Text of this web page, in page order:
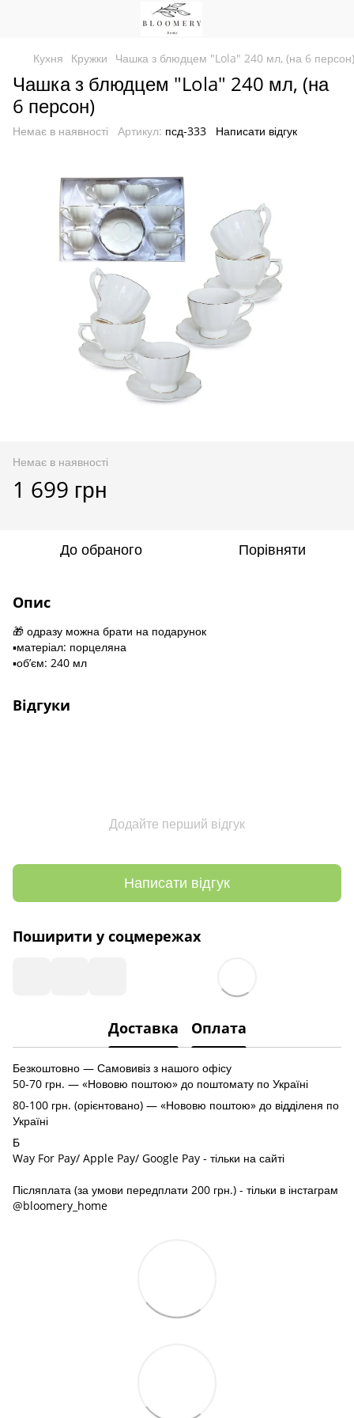
Кухня Кружки Чашка з блюдцем "Lola" 240 мл, (на 6 персон)
Чашка з блюдцем "Lola" 240 мл, (на
6 персон)
Немає в наявності Артикул: псд-333 Написати відгук
Немає в наявності
1 699 грн
До обраного Порівняти
Опис
🎁 одразу можна брати на подарунок
▪️матеріал: порцеляна
▪️обʼєм: 240 мл
Відгуки
Додайте перший відгук
Написати відгук
Поширити у соцмережах
Доставка Оплата
Безкоштовно — Самовивіз з нашого офісу
50-70 грн. — «Нововю поштою» до поштомату по Україні
80-100 грн. (орієнтовано) — «Нововю поштою» до відділеня по
Україні
Б
Way For Pay/ Apple Pay/ Google Pay - тільки на сайті
Післяплата (за умови передплати 200 грн.) - тільки в інстаграм
@bloomery_home